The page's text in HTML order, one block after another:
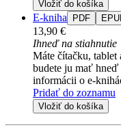
Vložiť do košíka
E-kniha PDF
13,90 €
Ihneď na stiahnutie
Máte čítačku, tablet
budete ju mať hneď
informácii o e-
Pridať do zoznamu
Vložiť do košíka